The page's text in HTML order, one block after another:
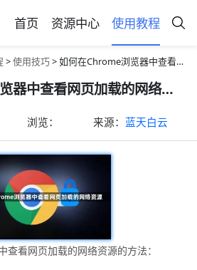
首页 资源中心 使用教程
>使用技巧> 如何在Chrome浏览器中查看网页加载的网络资源
如何在Chrome浏览器中查看网页加载的网络资源
浏览： 来源： 蓝天白云
看网页加载的网络资源的方法：